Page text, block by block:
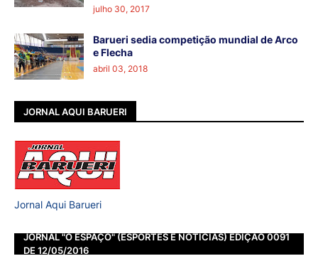
julho 30, 2017
Barueri sedia competição mundial de Arco
e Flecha
abril 03, 2018
JORNAL AQUI BARUERI
Jornal Aqui Barueri
JORNAL "O ESPAÇO" (ESPORTES E NOTÍCIAS) EDIÇÃO 0091
DE 12/05/2016